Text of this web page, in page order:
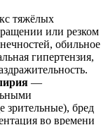
тяжёлых
или резком
обильное
гипертензия,
—
зрительные), бред
во времени